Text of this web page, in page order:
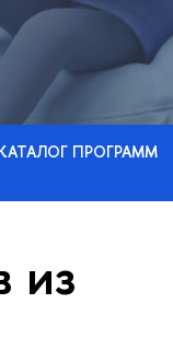
ПРОГРАММ
из